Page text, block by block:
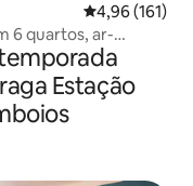
4,96 de uma
4,96 (161)
6 quartos, ar-
Estação